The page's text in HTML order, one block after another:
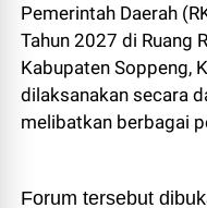
Pemerintah Daerah
Tahun 2027 di Ruang
Kabupaten Soppeng,
dilaksanakan secara
melibatkan berbagai
Forum tersebut